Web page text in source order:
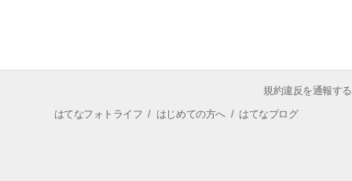
規約違反を通報する
はてなフォトライフ / はじめての方へ/ はてなブログ